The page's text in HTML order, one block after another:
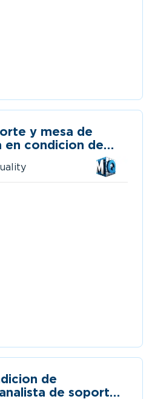
y mesa de
en condicion de
de
de soporte